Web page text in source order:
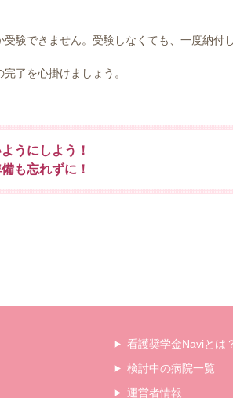
験できません。受験しなくても、一度納付
了を心掛けましょう。
うにしよう！
も忘れずに！
看護奨学金Naviとは？
検討中の病院一覧
運営者情報